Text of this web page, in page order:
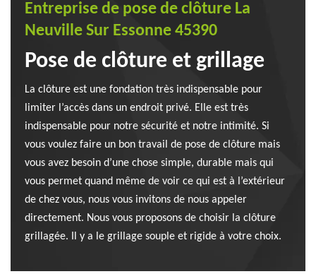
Entreprise de pose de clôture La
Neuville Sur Essonne 45390
Pose de clôture et grillage
La clôture est une fondation très indispensable pour
limiter l’accès dans un endroit privé. Elle est très
indispensable pour notre sécurité et notre intimité. Si
vous voulez faire un bon travail de pose de clôture mais
vous avez besoin d’une chose simple, durable mais qui
vous permet quand même de voir ce qui est à l’extérieur
de chez vous, nous vous invitons de nous appeler
directement. Nous vous proposons de choisir la clôture
grillagée. Il y a le grillage souple et rigide à votre choix.